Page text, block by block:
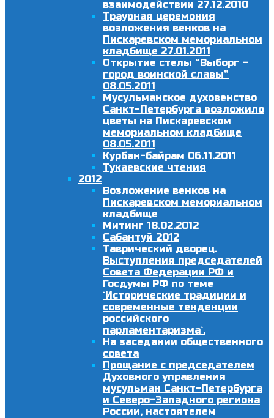
взаимодействии 27.12.2010
Траурная церемония
возложения венков на
Пискаревском мемориальном
кладбище 27.01.2011
Открытие стелы “Выборг –
город воинской славы”
08.05.2011
Мусульманское духовенство
Санкт-Петербурга возложило
цветы на Пискаревском
мемориальном кладбище
08.05.2011
Курбан-байрам 06.11.2011
Тукаевские чтения
2012
Возложение венков на
Пискаревском мемориальном
кладбище
Митинг 18.02.2012
Сабантуй 2012
Таврический дворец.
Выступления председателей
Совета Федерации РФ и
Госдумы РФ по теме
`Исторические традиции и
современные тенденции
российского
парламентаризма`.
На заседании общественного
совета
Прощание с председателем
Духовного управления
мусульман Санкт-Петербурга
и Северо-Западного региона
России, настоятелем